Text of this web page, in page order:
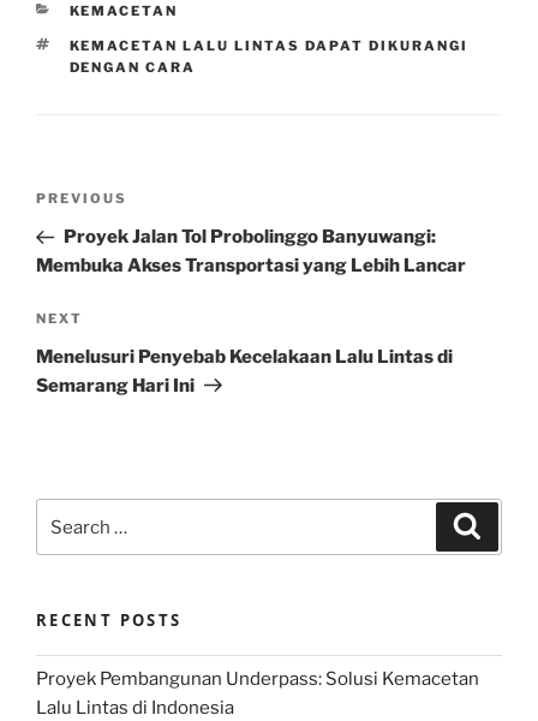
CATEGORIES
KEMACETAN
TAGS
KEMACETAN LALU LINTAS DAPAT DIKURANGI
DENGAN CARA
Previous
Post
PREVIOUS
Proyek Jalan Tol Probolinggo Banyuwangi:
Membuka Akses Transportasi yang Lebih Lancar
Next
Post
NEXT
Menelusuri Penyebab Kecelakaan Lalu Lintas di
Semarang Hari Ini
for:
RECENT POSTS
Proyek Pembangunan Underpass: Solusi Kemacetan
Lalu Lintas di Indonesia